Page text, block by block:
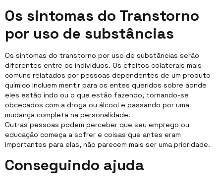
Os sintomas do Transtorno
por uso de substâncias
Os sintomas do transtorno por uso de substâncias serão
diferentes entre os indivíduos. Os efeitos colaterais mais
comuns relatados por pessoas dependentes de um produto
químico incluem mentir para os entes queridos sobre aonde
eles estão indo ou o que estão fazendo, tornando-se
obcecados com a droga ou álcool e passando por uma
mudança completa na personalidade.
Outras pessoas podem perceber que seu emprego ou
educação começa a sofrer e coisas que antes eram
importantes para elas, não parecem mais ser uma prioridade.
Conseguindo ajuda